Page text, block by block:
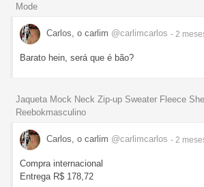
Mode
Carlos, o carlim @carlimcarlos - 2
Barato hein, será que é bão?
Jaqueta Mock Neck Zip-up Sweater Fleece
Reebokmasculino
Carlos, o carlim @carlimcarlos - 2
Compra internacional
Entrega R$ 178,72